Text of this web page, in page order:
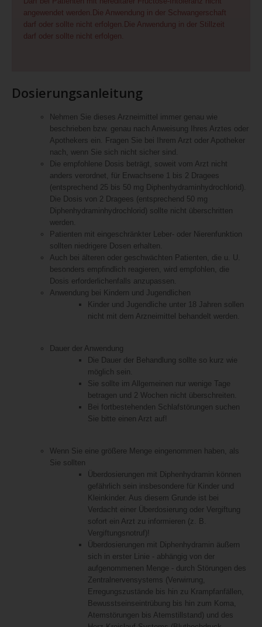
angewendet werden.Die Anwendung in der Schwangerschaft
darf oder sollte nicht erfolgen.Die Anwendung in der Stillzeit
darf oder sollte nicht erfolgen.
Dosierungsanleitung
Nehmen Sie dieses Arzneimittel immer genau wie
beschrieben bzw. genau nach Anweisung Ihres Arztes oder
Apothekers ein. Fragen Sie bei Ihrem Arzt oder Apotheker
nach, wenn Sie sich nicht sicher sind.
Die empfohlene Dosis beträgt, soweit vom Arzt nicht
anders verordnet, für Erwachsene 1 bis 2 Dragees
(entsprechend 25 bis 50 mg Diphenhydraminhydrochlorid).
Die Dosis von 2 Dragees (entsprechend 50 mg
Diphenhydraminhydrochlorid) sollte nicht überschritten
werden.
Patienten mit eingeschränkter Leber- oder Nierenfunktion
sollten niedrigere Dosen erhalten.
Auch bei älteren oder geschwächten Patienten, die u. U.
besonders empfindlich reagieren, wird empfohlen, die
Dosis erforderlichenfalls anzupassen.
Anwendung bei Kindern und Jugendlichen
Kinder und Jugendliche unter 18 Jahren sollen
nicht mit dem Arzneimittel behandelt werden.
Dauer der Anwendung
Die Dauer der Behandlung sollte so kurz wie
möglich sein.
Sie sollte im Allgemeinen nur wenige Tage
betragen und 2 Wochen nicht überschreiten.
Bei fortbestehenden Schlafstörungen suchen
Sie bitte einen Arzt auf!
Wenn Sie eine größere Menge eingenommen haben, als
Sie sollten
Überdosierungen mit Diphenhydramin können
gefährlich sein insbesondere für Kinder und
Kleinkinder. Aus diesem Grunde ist bei
Verdacht einer Überdosierung oder Vergiftung
sofort ein Arzt zu informieren (z. B.
Vergiftungsnotruf)!
Überdosierungen mit Diphenhydramin äußern
sich in erster Linie - abhängig von der
aufgenommenen Menge - durch Störungen des
Zentralnervensystems (Verwirrung,
Erregungszustände bis hin zu Krampfanfällen,
Bewusstseinseintrübung bis hin zum Koma,
Atemstörungen bis Atemstillstand) und des